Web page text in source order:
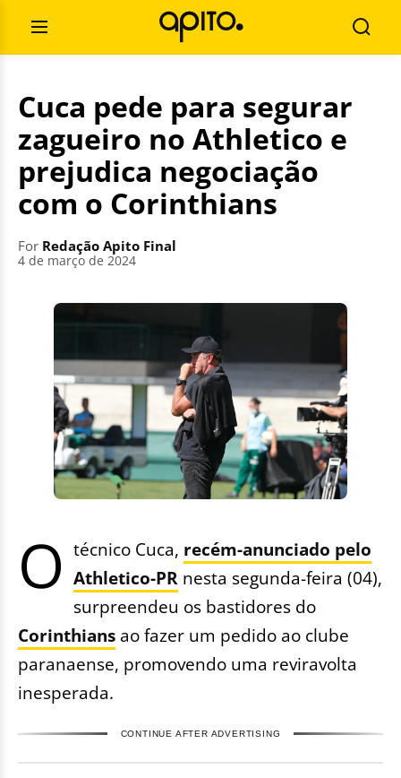
contentOpen
Menu
for:
Cuca pede para segurar
zagueiro no Athletico e
prejudica negociação
com o Corinthians
For Redação Apito Final
4 de março de 2024
O técnico Cuca, recém-anunciado pelo
Athletico-PR nesta segunda-feira (04),
surpreendeu os bastidores do
Corinthians ao fazer um pedido ao clube
paranaense, promovendo uma reviravolta
inesperada.
CONTINUE AFTER ADVERTISING